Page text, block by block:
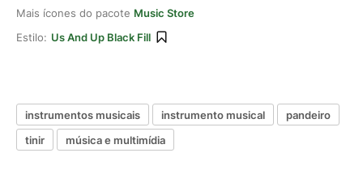
Mais ícones do pacote Music Store
Estilo: Us And Up Black Fill
instrumentos musicais instrumento musical
pandeiro
tinir
música e multimídia